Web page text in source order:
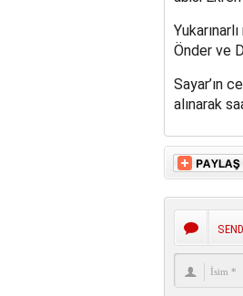
Önder ve
Sayar’ın
alınarak